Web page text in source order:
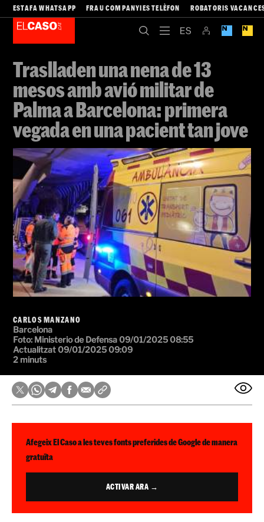
ESTAFA WHATSAPP FRAU COMPANYIES TELÈFON ROBATORIS
Traslladen una nena de 13
mesos amb avió militar de
Palma a Barcelona: primera
vegada en una pacient tan jove
CARLOS MANZANO
Barcelona
Foto: Ministerio de Defensa 09/01/2025 08:55
Actualitzat 09/01/2025 09:09
2 minuts
Afegeix El Caso a les teves fonts preferides de Google de manera
gratuïta
ACTIVAR ARA →